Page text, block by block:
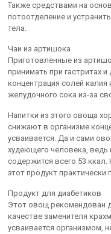
Также средствами на
потоотделение и
тела.
Чаи из артишока
Приготовленные из
принимать при гастритах
концентрация солей калия
желудочного сока из-за
Напитки из этого овоща
снижают в организме
усваивается. Да и сами
худеющего человека,
содержится всего 53 ккал.
этот продукт
Продукт для диабетиков
Этот овощ рекомендован
качестве заменителя
усваивается организмом,